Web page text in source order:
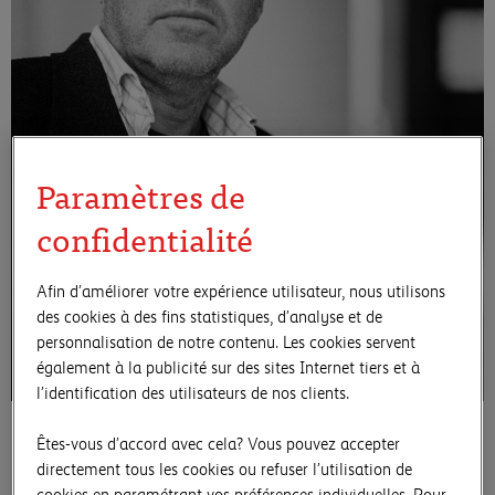
Dans ses sculptures et ses installations, Olaf Metzel
aborde différents aspects de la réalité sociétale en
Paramètres de
confidentialité
Afin d’améliorer votre expérience utilisateur, nous utilisons
des cookies à des fins statistiques, d’analyse et de
personnalisation de notre contenu. Les cookies servent
également à la publicité sur des sites Internet tiers et à
l’identification des utilisateurs de nos clients.
Êtes-vous d’accord avec cela? Vous pouvez accepter
directement tous les cookies ou refuser l’utilisation de